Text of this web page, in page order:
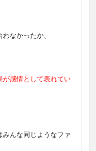
なかったか、
が感情として表れてい
んな同じようなファ